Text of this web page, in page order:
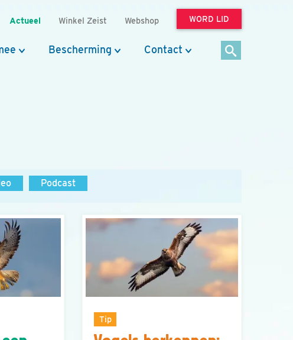
Actueel Winkel Zeist Webshop WORD LID
Bescherming Contact
Podcast
Tip